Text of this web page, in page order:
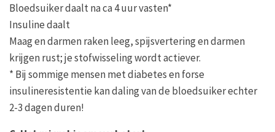
Bloedsuiker daalt na ca 4 uur vasten*
Insuline daalt
Maag en darmen raken leeg, spijsvertering en darmen
krijgen rust; je stofwisseling wordt actiever.
* Bij sommige mensen met diabetes en forse
insulineresistentie kan daling van de bloedsuiker echter
2-3 dagen duren!